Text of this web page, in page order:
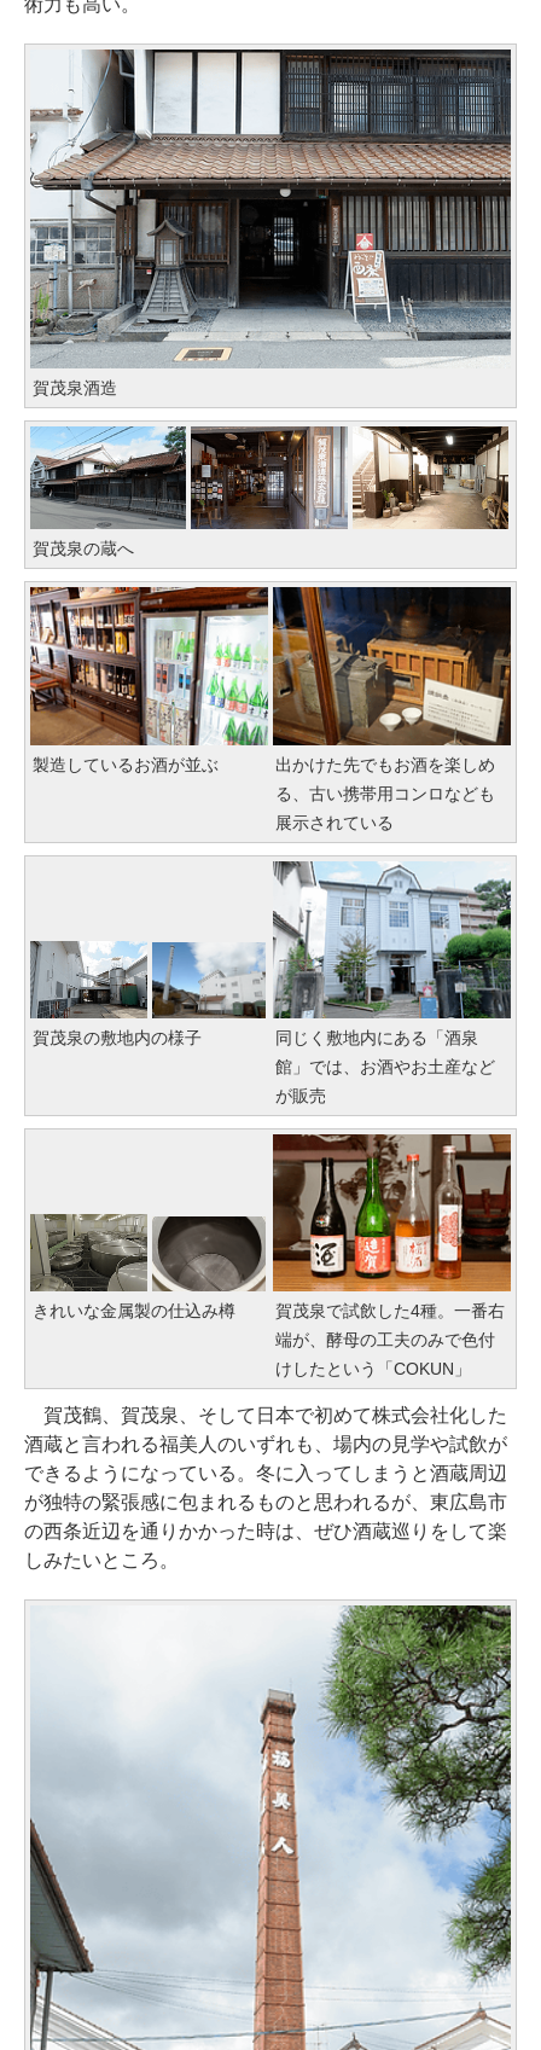
術力も高い。
賀茂泉酒造
賀茂泉の蔵へ
製造しているお酒が並ぶ
出かけた先でもお酒を楽しめ
る、古い携帯用コンロなども
展示されている
賀茂泉の敷地内の様子
同じく敷地内にある「酒泉
館」では、お酒やお土産など
が販売
きれいな金属製の仕込み樽
賀茂泉で試飲した4種。一番右
端が、酵母の工夫のみで色付
けしたという「COKUN」
賀茂鶴、賀茂泉、そして日本で初めて株式会社化した
酒蔵と言われる福美人のいずれも、場内の見学や試飲が
できるようになっている。冬に入ってしまうと酒蔵周辺
が独特の緊張感に包まれるものと思われるが、東広島市
の西条近辺を通りかかった時は、ぜひ酒蔵巡りをして楽
しみたいところ。